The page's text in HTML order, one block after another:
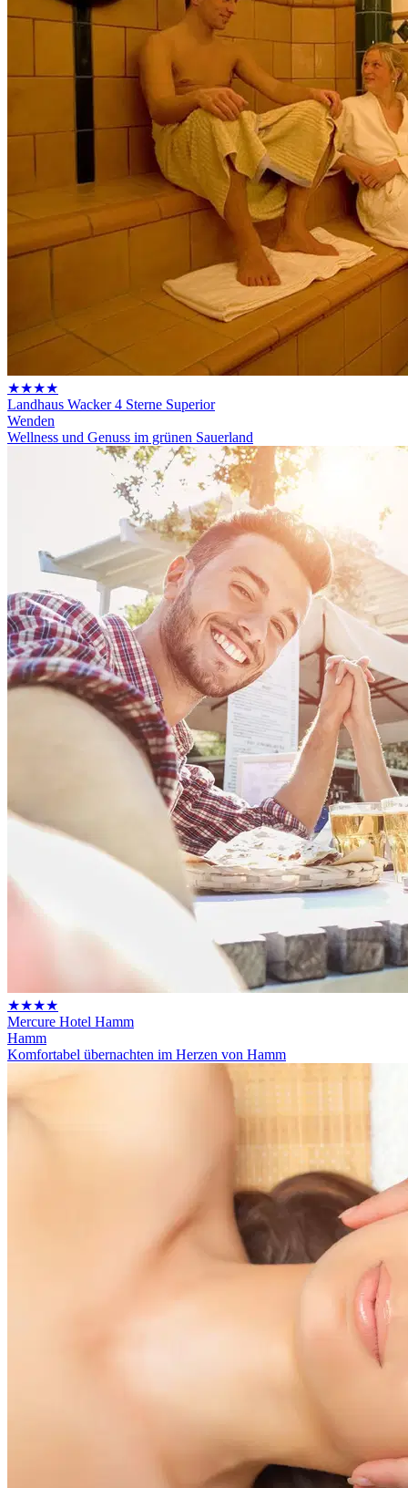
★★★★
Landhaus Wacker 4 Sterne Superior
Wenden
Wellness und Genuss im grünen Sauerland
★★★★
Mercure Hotel Hamm
Hamm
Komfortabel übernachten im Herzen von Hamm